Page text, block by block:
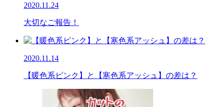
2020.11.24
大切なご報告！
2020.11.14
【暖色系ピンク】と【寒色系アッシュ】の差は？